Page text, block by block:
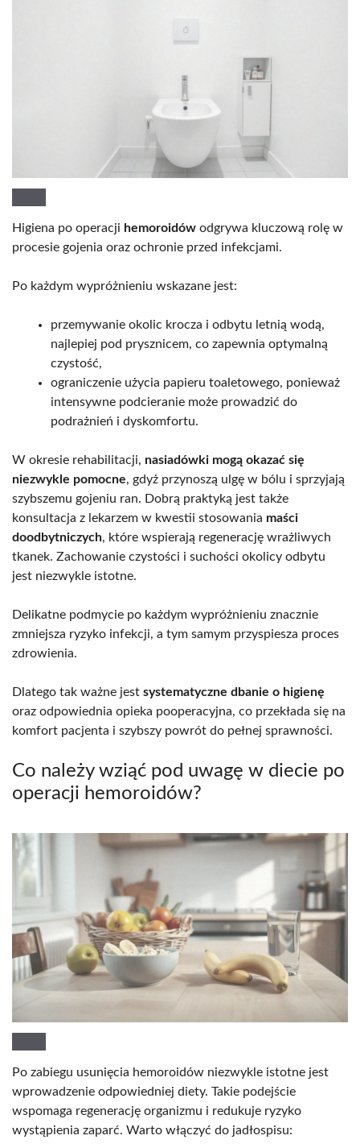
Higiena po operacji hemoroidów odgrywa kluczową rolę w
procesie gojenia oraz ochronie przed infekcjami.
Po każdym wypróżnieniu wskazane jest:
przemywanie okolic krocza i odbytu letnią wodą,
najlepiej pod prysznicem, co zapewnia optymalną
czystość,
ograniczenie użycia papieru toaletowego, ponieważ
intensywne podcieranie może prowadzić do
podrażnień i dyskomfortu.
W okresie rehabilitacji, nasiadówki mogą okazać się
niezwykle pomocne, gdyż przynoszą ulgę w bólu i sprzyjają
szybszemu gojeniu ran. Dobrą praktyką jest także
konsultacja z lekarzem w kwestii stosowania maści
doodbytniczych, które wspierają regenerację wrażliwych
tkanek. Zachowanie czystości i suchości okolicy odbytu
jest niezwykle istotne.
Delikatne podmycie po każdym wypróżnieniu znacznie
zmniejsza ryzyko infekcji, a tym samym przyspiesza proces
zdrowienia.
Dlatego tak ważne jest systematyczne dbanie o higienę
oraz odpowiednia opieka pooperacyjna, co przekłada się na
komfort pacjenta i szybszy powrót do pełnej sprawności.
Co należy wziąć pod uwagę w diecie po
operacji hemoroidów?
Po zabiegu usunięcia hemoroidów niezwykle istotne jest
wprowadzenie odpowiedniej diety. Takie podejście
wspomaga regenerację organizmu i redukuje ryzyko
wystąpienia zaparć. Warto włączyć do jadłospisu: